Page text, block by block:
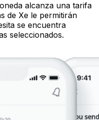
alcanza una tarifa
de Xe le permitirán
se encuentra
seleccionados.